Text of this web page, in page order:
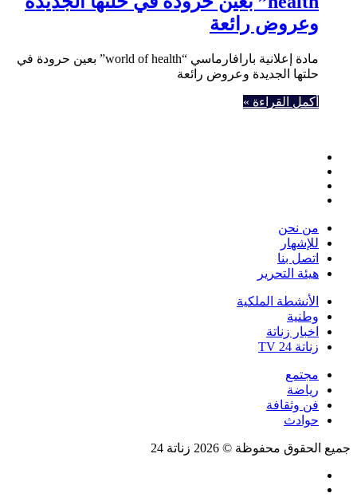
وعروض رائعة
مادة إعلانية بارافارماسي “world of health” بعين حرودة في
حلتها الجديدة وعروض رائعة
أكمل القراءة »
من نحن
للإشهار
اتصل بنا
هيئة التحرير
الأنشطة الملكية
وطنية
اخبار زناتة
زناتة 24 TV
مجتمع
رياضة
فن وثقافة
حوادث
جميع الحقوق محفوظة © 2026 زناتة 24